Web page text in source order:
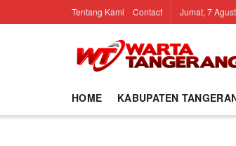
Tentang Kami Contact Jumat, 7
HOME KABUPATEN